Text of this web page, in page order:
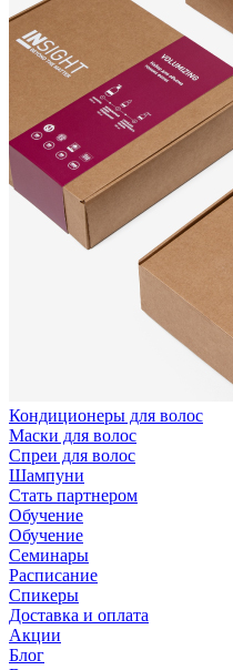
Кондиционеры для волос
Маски для волос
Спреи для волос
Шампуни
Стать партнером
Обучение
Обучение
Семинары
Расписание
Спикеры
Доставка и оплата
Акции
Блог